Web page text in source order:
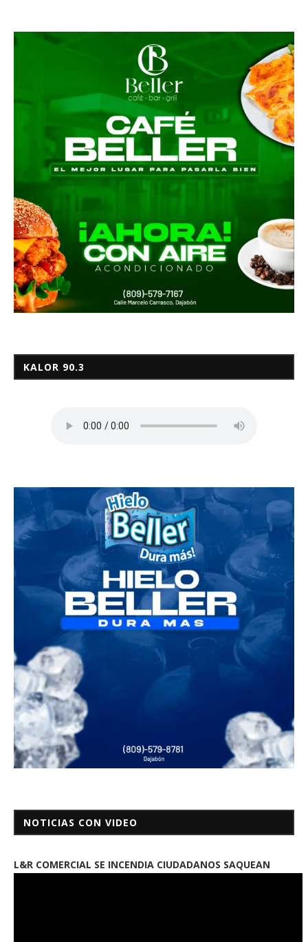
KALOR 90.3
NOTICIAS CON VIDEO
L&R COMERCIAL SE INCENDIA CIUDADANOS SAQUEAN